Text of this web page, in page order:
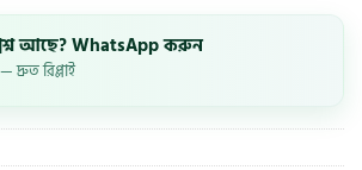
আছে? WhatsApp করুন
দ্রুত রিপ্লাই